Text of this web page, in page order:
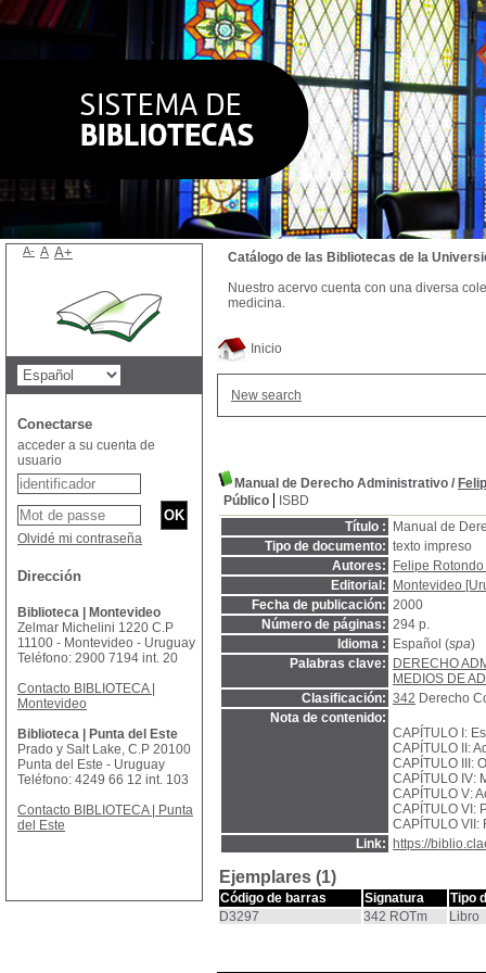
Inicio
New search
Manual de Derecho Administrativo /
Público
ISBD
Título :
Manual de
Tipo de documento: texto impreso
Autores:
Felipe
Editorial:
Montevideo
Fecha de publicación: 2000
Número de páginas: 294 p.
Idioma :
Español (spa)
Palabras clave:
DERECHO
MEDIOS DE
Clasificación: 342 Derecho
Nota de contenido:
CAPÍTULO I:
CAPÍTULO II:
CAPÍTULO III:
CAPÍTULO IV:
CAPÍTULO V:
CAPÍTULO VI:
CAPÍTULO
Link:
https://
Ejemplares (1)
Código de barras Signatura
Tipo
D3297
342 ROTm Libro
Catálogo de las Bibliotecas de la
Nuestro acervo cuenta con una diversa
medicina.
A- A A+
Conectarse
acceder a su cuenta de
usuario
Olvidé mi contraseña
Dirección
Biblioteca | Montevideo
Zelmar Michelini 1220 C.P
11100 - Montevideo - Uruguay
Teléfono: 2900 7194 int. 20
Contacto BIBLIOTECA |
Montevideo
Biblioteca | Punta del Este
Prado y Salt Lake, C.P 20100
Punta del Este - Uruguay
Teléfono: 4249 66 12 int. 103
Contacto BIBLIOTECA | Punta
del Este